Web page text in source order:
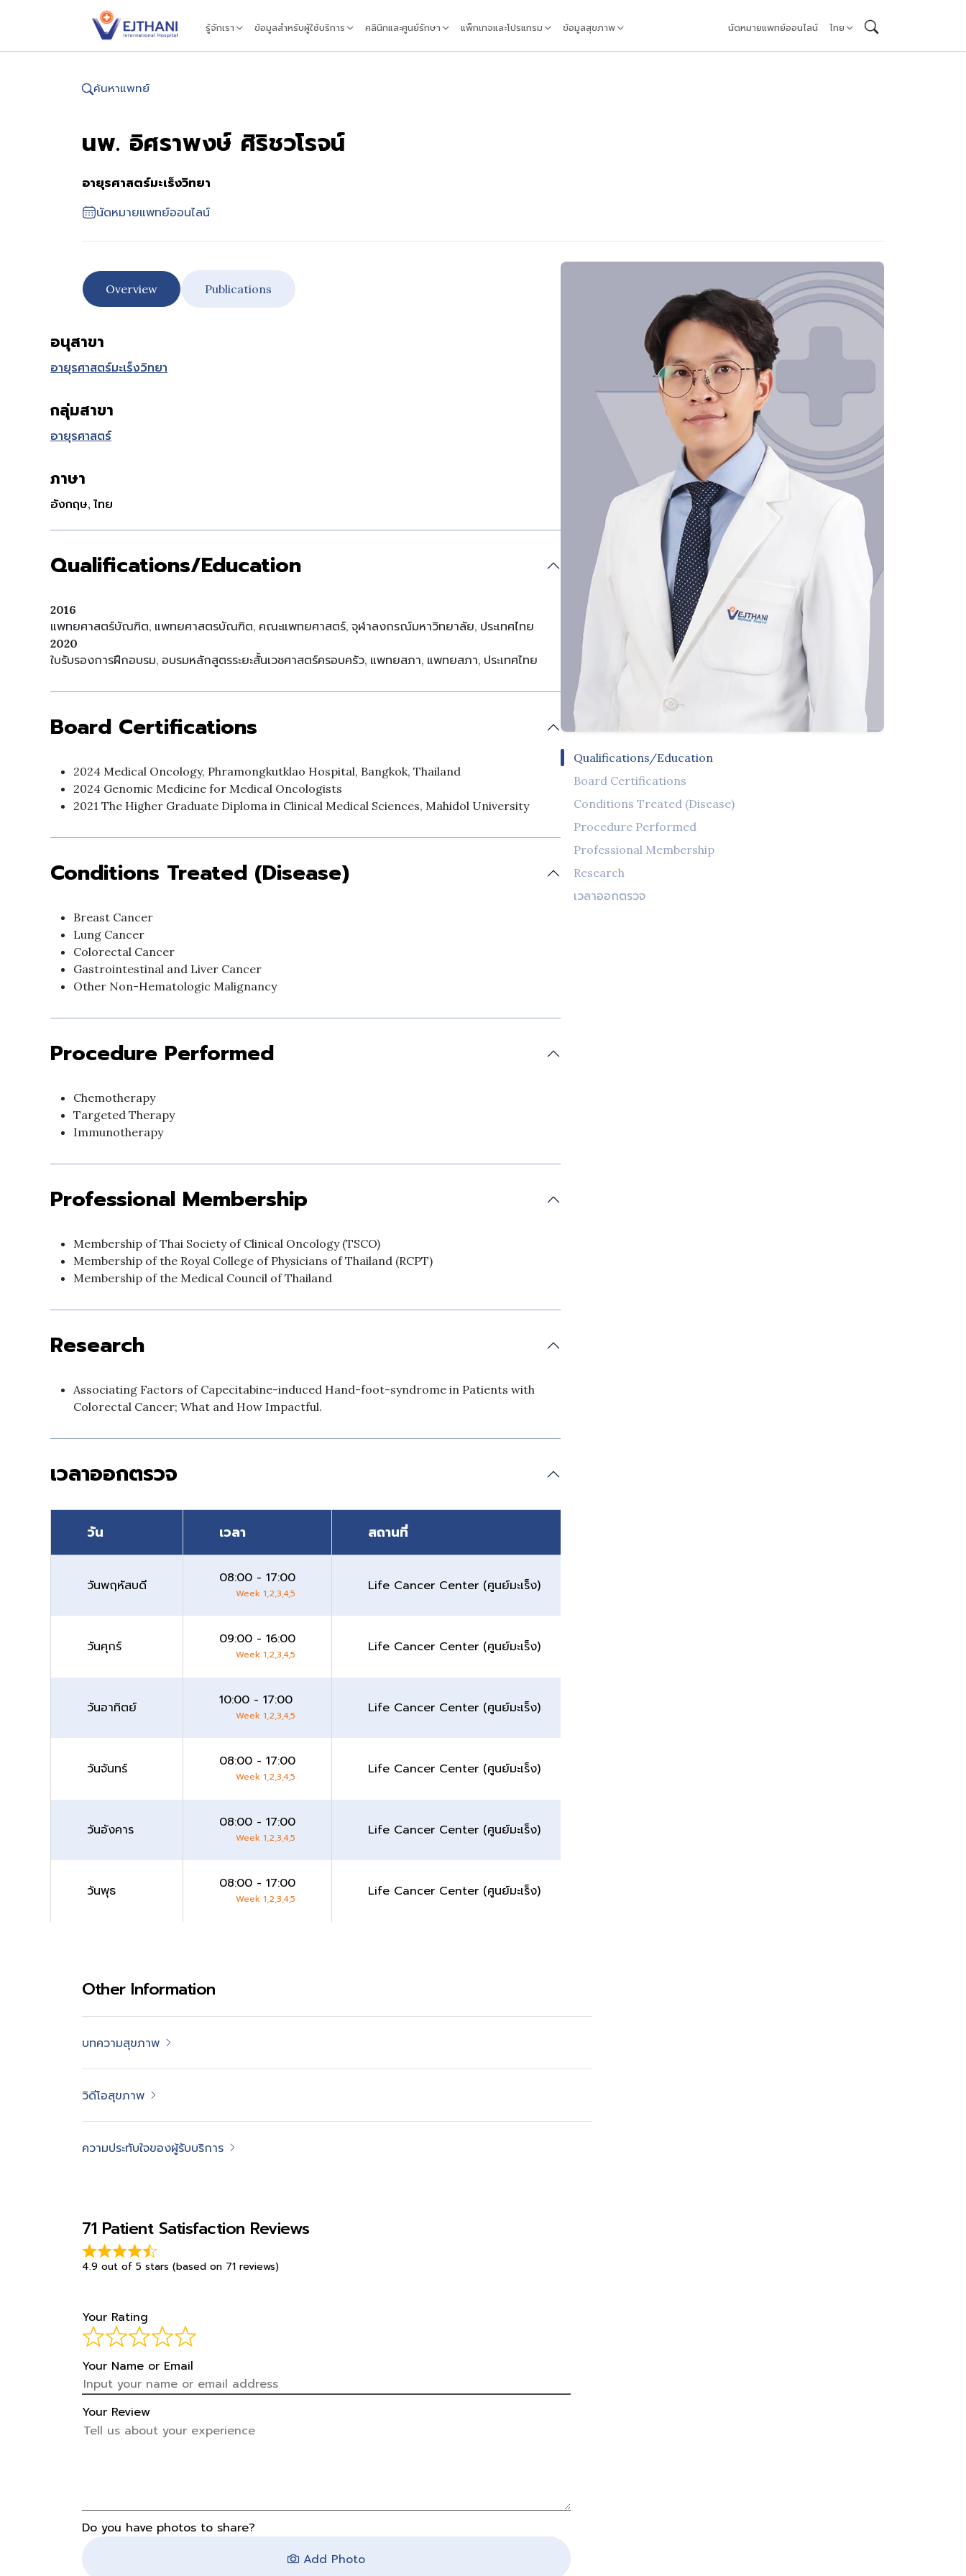
รู้จักเรา ข้อมูลสำหรับผู้ใช้บริการ คลินิกและศูนย์รักษา แพ็กเกจและโปรแกรม ข้อมูลสุขภาพ นัดหมายแพทย์ออนไลน์ ไทย
ค้นหาแพทย์
นพ. อิศราพงษ์ ศิริชวโรจน์
อายุรศาสตร์มะเร็งวิทยา
นัดหมายแพทย์ออนไลน์
Overview Publications
Qualifications/Education
Board Certifications
Conditions Treated (Disease)
Procedure Performed
Professional Membership
Research
เวลาออกตรวจ
อนุสาขา
อายุรศาสตร์มะเร็งวิทยา
กลุ่มสาขา
อายุรศาสตร์
ภาษา
อังกฤษ, ไทย
Qualifications/Education
2016
แพทยศาสตร์บัณฑิต, แพทยศาสตรบัณฑิต, คณะแพทยศาสตร์, จุฬาลงกรณ์มหาวิทยาลัย, ประเทศไทย
2020
ใบรับรองการฝึกอบรม, อบรมหลักสูตรระยะสั้นเวชศาสตร์ครอบครัว, แพทยสภา, แพทยสภา, ประเทศไทย
Board Certifications
2024 Medical Oncology, Phramongkutklao Hospital, Bangkok, Thailand
2024 Genomic Medicine for Medical Oncologists
2021 The Higher Graduate Diploma in Clinical Medical Sciences, Mahidol University
Conditions Treated (Disease)
Breast Cancer
Lung Cancer
Colorectal Cancer
Gastrointestinal and Liver Cancer
Other Non-Hematologic Malignancy
Procedure Performed
Chemotherapy
Targeted Therapy
Immunotherapy
Professional Membership
Membership of Thai Society of Clinical Oncology (TSCO)
Membership of the Royal College of Physicians of Thailand (RCPT)
Membership of the Medical Council of Thailand
Research
Associating Factors of Capecitabine-induced Hand-foot-syndrome in Patients with
Colorectal Cancer; What and How Impactful.
เวลาออกตรวจ
วัน เวลา สถานที่
วันพฤหัสบดี 08:00 - 17:00
Week 1,2,3,4,5 Life Cancer Center (ศูนย์มะเร็ง)
วันศุกร์ 09:00 - 16:00
Week 1,2,3,4,5 Life Cancer Center (ศูนย์มะเร็ง)
วันอาทิตย์ 10:00 - 17:00
Week 1,2,3,4,5 Life Cancer Center (ศูนย์มะเร็ง)
วันจันทร์ 08:00 - 17:00
Week 1,2,3,4,5 Life Cancer Center (ศูนย์มะเร็ง)
วันอังคาร 08:00 - 17:00
Week 1,2,3,4,5 Life Cancer Center (ศูนย์มะเร็ง)
วันพุธ 08:00 - 17:00
Week 1,2,3,4,5 Life Cancer Center (ศูนย์มะเร็ง)
Other Information
บทความสุขภาพ
วิดีโอสุขภาพ
ความประทับใจของผู้รับบริการ
71 Patient Satisfaction Reviews
4.9 out of 5 stars (based on 71 reviews)
Your Rating
Your Name or Email
Your Review
Do you have photos to share?
Add Photo